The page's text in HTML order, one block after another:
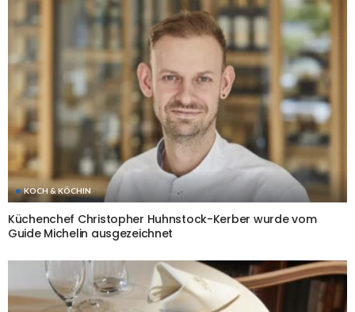
KOCH & KÖCHIN
Küchenchef Christopher Huhnstock-Kerber wurde vom
Guide Michelin ausgezeichnet